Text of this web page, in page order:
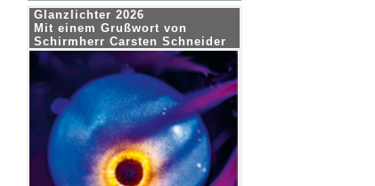
Glanzlichter 2026
Mit einem Grußwort von
Schirmherr Carsten Schneider